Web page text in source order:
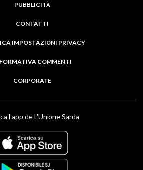
PUBBLICITÀ
CONTATTI
IMPOSTAZIONI PRIVACY
COMMENTI
CORPORATE
l'app de L'Unione Sarda